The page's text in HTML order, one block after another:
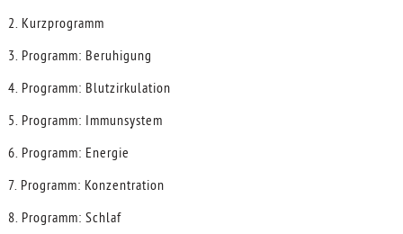
2. Kurzprogramm
3. Programm: Beruhigung
4. Programm: Blutzirkulation
5. Programm: Immunsystem
6. Programm: Energie
7. Programm: Konzentration
8. Programm: Schlaf